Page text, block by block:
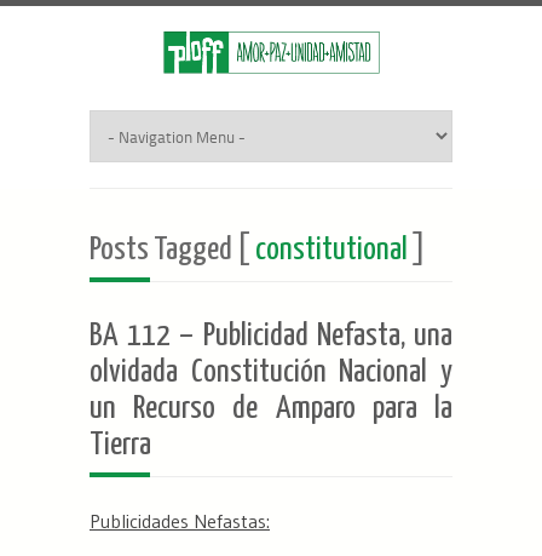
Posts Tagged [ constitutional
BA 112 – Publicidad Nefasta, una
olvidada Constitución Nacional y
un Recurso de Amparo para la
Tierra
Publicidades Nefastas: